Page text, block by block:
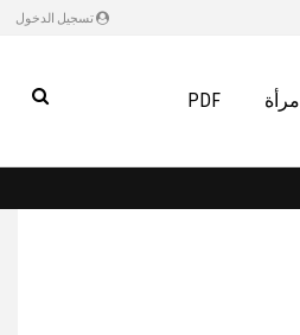
تسجيل الدخول
مرأة PDF